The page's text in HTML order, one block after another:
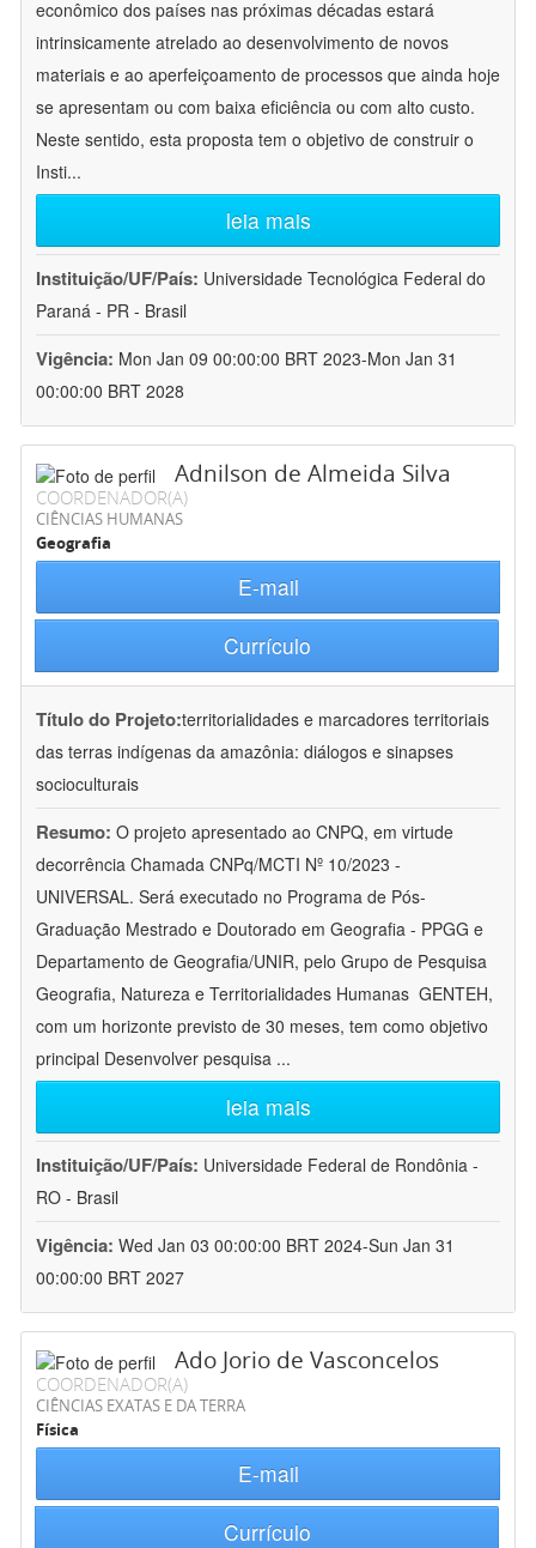
econômico dos países nas próximas décadas estará
intrinsicamente atrelado ao desenvolvimento de novos
materiais e ao aperfeiçoamento de processos que ainda hoje
se apresentam ou com baixa eficiência ou com alto custo.
Neste sentido, esta proposta tem o objetivo de construir o
Insti...
leia mais
Instituição/UF/País: Universidade Tecnológica Federal do
Paraná - PR - Brasil
Vigência: Mon Jan 09 00:00:00 BRT 2023-Mon Jan 31
00:00:00 BRT 2028
Adnilson de Almeida Silva
COORDENADOR(A)
CIÊNCIAS HUMANAS
Geografia
E-mail
Currículo
Título do Projeto:territorialidades e marcadores territoriais
das terras indígenas da amazônia: diálogos e sinapses
socioculturais
Resumo: O projeto apresentado ao CNPQ, em virtude
decorrência Chamada CNPq/MCTI Nº 10/2023 -
UNIVERSAL. Será executado no Programa de Pós-
Graduação Mestrado e Doutorado em Geografia - PPGG e
Departamento de Geografia/UNIR, pelo Grupo de Pesquisa
Geografia, Natureza e Territorialidades Humanas  GENTEH,
com um horizonte previsto de 30 meses, tem como objetivo
principal Desenvolver pesquisa ...
leia mais
Instituição/UF/País: Universidade Federal de Rondônia -
RO - Brasil
Vigência: Wed Jan 03 00:00:00 BRT 2024-Sun Jan 31
00:00:00 BRT 2027
Ado Jorio de Vasconcelos
COORDENADOR(A)
CIÊNCIAS EXATAS E DA TERRA
Física
E-mail
Currículo